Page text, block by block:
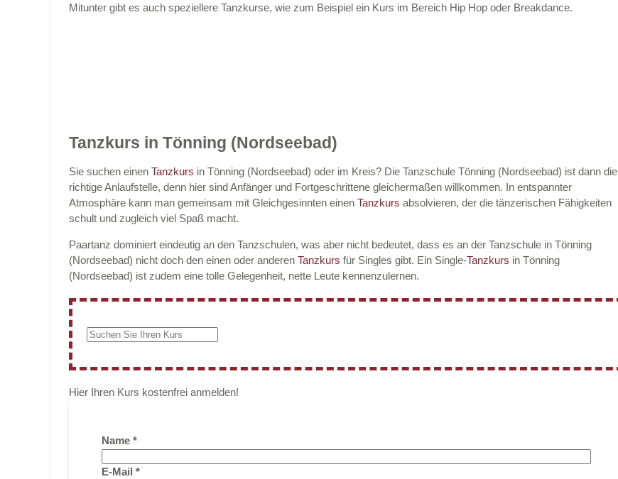
Mitunter gibt es auch speziellere Tanzkurse, wie zum Beispiel ein Kurs im Bereich Hip Hop oder Breakdance.
Tanzkurs in Tönning (Nordseebad)
Sie suchen einen Tanzkurs in Tönning (Nordseebad) oder im Kreis? Die Tanzschule Tönning (Nordseebad) ist dann die
richtige Anlaufstelle, denn hier sind Anfänger und Fortgeschrittene gleichermaßen willkommen. In entspannter
Atmosphäre kann man gemeinsam mit Gleichgesinnten einen Tanzkurs absolvieren, der die tänzerischen Fähigkeiten
schult und zugleich viel Spaß macht.
Paartanz dominiert eindeutig an den Tanzschulen, was aber nicht bedeutet, dass es an der Tanzschule in Tönning
(Nordseebad) nicht doch den einen oder anderen Tanzkurs für Singles gibt. Ein Single-Tanzkurs in Tönning
(Nordseebad) ist zudem eine tolle Gelegenheit, nette Leute kennenzulernen.
Hier Ihren Kurs kostenfrei anmelden!
Name *
E-Mail *